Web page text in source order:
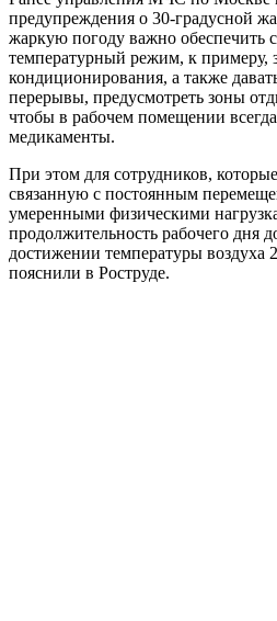
предупреждения о 30-градусной
жаркую погоду важно обеспечить
температурный режим, к примеру,
кондиционирования, а также
перерывы, предусмотреть зоны
чтобы в рабочем помещении
медикаменты.
При этом для сотрудников,
связанную с постоянным
умеренными физическими
продолжительность рабочего дня
достижении температуры воздуха
пояснили в Роструде.